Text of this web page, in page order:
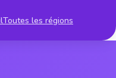
Toutes les régions